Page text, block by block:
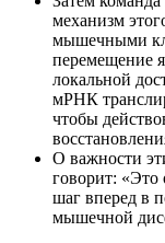
механизм
мышечными
перемещение
локальной
мРНК
чтобы
О важности
говорит: «Это
шаг вперед в
мышечной